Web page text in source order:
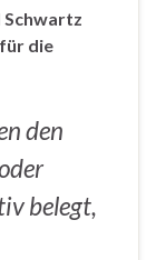
die
den
belegt,